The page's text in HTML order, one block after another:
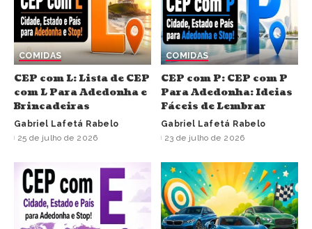
COMIDAS
CEP com L: Lista de CEP
com L Para Adedonha e
Brincadeiras
Gabriel Lafetá Rabelo
25 de julho de 2026
COMIDAS
CEP com P: CEP com P
Para Adedonha: Ideias
Fáceis de Lembrar
Gabriel Lafetá Rabelo
23 de julho de 2026